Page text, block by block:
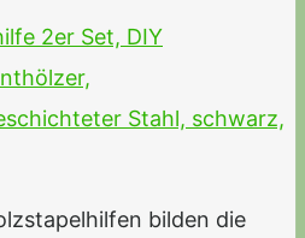
2er Set, DIY
Stahl, schwarz,
bilden die